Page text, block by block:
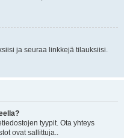
ja seuraa linkkejä tilauksiisi.
tyypit. Ota yhteys
ovat sallittuja..